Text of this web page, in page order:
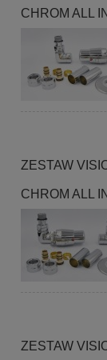
CHROM ALL
ZESTAW
CHROM ALL
ZESTAW